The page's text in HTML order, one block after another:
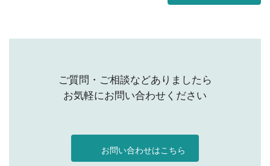
ご質問・ご相談などありましたら
お気軽にお問い合わせください
お問い合わせはこちら